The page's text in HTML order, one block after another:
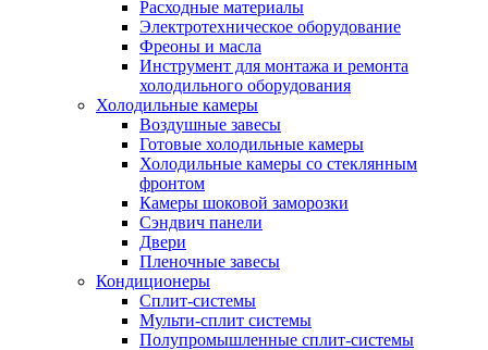
Расходные материалы
Электротехническое оборудование
Фреоны и масла
Инструмент для монтажа и ремонта
холодильного оборудования
Холодильные камеры
Воздушные завесы
Готовые холодильные камеры
Холодильные камеры со стеклянным
фронтом
Камеры шоковой заморозки
Сэндвич панели
Двери
Пленочные завесы
Кондиционеры
Сплит-системы
Мульти-сплит системы
Полупромышленные сплит-системы